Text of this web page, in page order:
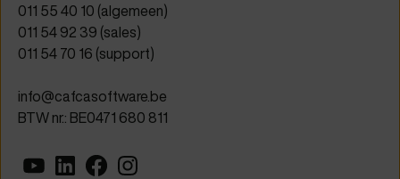
011 55 40 10 (algemeen)
011 54 92 39 (sales)
011 54 70 16 (support)
info@cafcasoftware.be
BTW nr.: BE0471 680 811